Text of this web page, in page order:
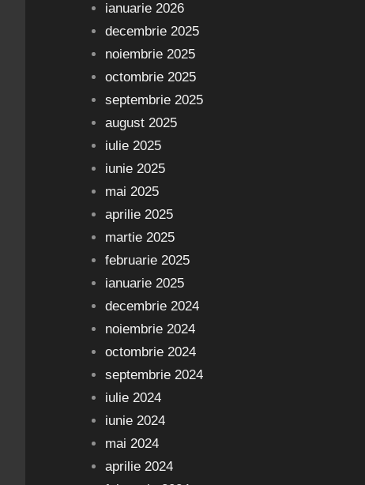
ianuarie 2026
decembrie 2025
noiembrie 2025
octombrie 2025
septembrie 2025
august 2025
iulie 2025
iunie 2025
mai 2025
aprilie 2025
martie 2025
februarie 2025
ianuarie 2025
decembrie 2024
noiembrie 2024
octombrie 2024
septembrie 2024
iulie 2024
iunie 2024
mai 2024
aprilie 2024